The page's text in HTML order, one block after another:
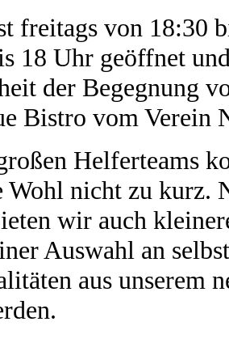
freitags von 18:30
18 Uhr geöffnet
der Begegnung
Bistro vom Verein
Helferteams
Wohl nicht zu kurz.
wir auch
Auswahl an
aus unserem